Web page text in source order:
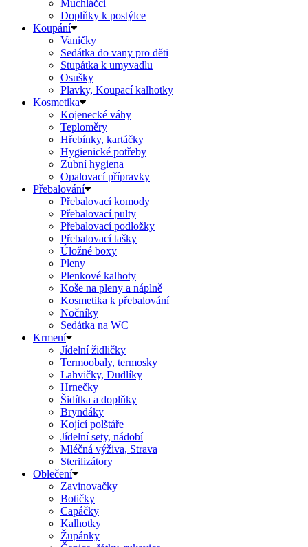
Muchláčci
Doplňky k postýlce
Koupání
Vaničky
Sedátka do vany pro děti
Stupátka k umyvadlu
Osušky
Plavky, Koupací kalhotky
Kosmetika
Kojenecké váhy
Teploměry
Hřebínky, kartáčky
Hygienické potřeby
Zubní hygiena
Opalovací přípravky
Přebalování
Přebalovací komody
Přebalovací pulty
Přebalovací podložky
Přebalovací tašky
Úložné boxy
Pleny
Plenkové kalhoty
Koše na pleny a náplně
Kosmetika k přebalování
Nočníky
Sedátka na WC
Krmení
Jídelní židličky
Termoobaly, termosky
Lahvičky, Dudlíky
Hrnečky
Šidítka a doplňky
Bryndáky
Kojící polštáře
Jídelní sety, nádobí
Mléčná výživa, Strava
Sterilizátory
Oblečení
Zavinovačky
Botičky
Capáčky
Kalhotky
Župánky